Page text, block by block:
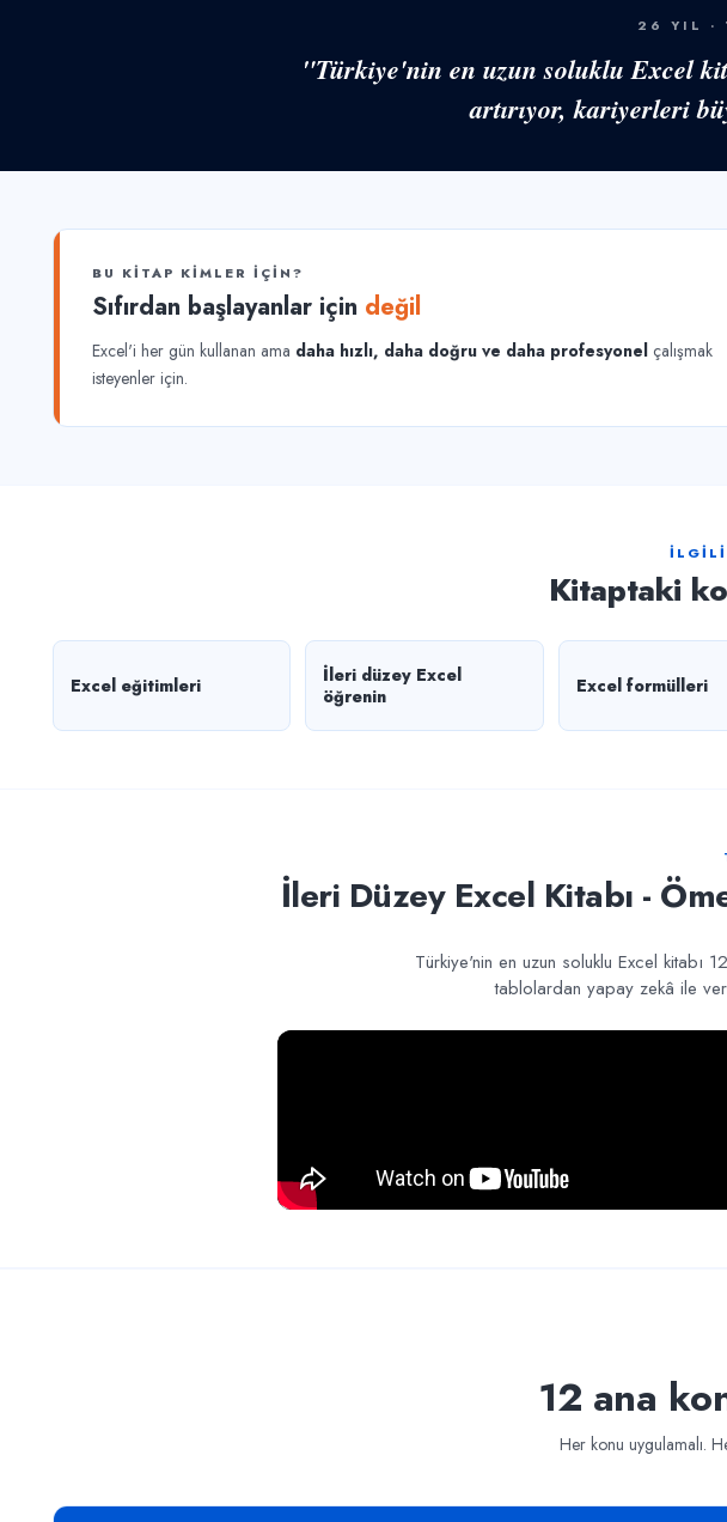
26 YIL ·
"Türkiye'nin en uzun soluklu Excel
artırıyor, kariyerleri
BU KİTAP KİMLER İÇİN?
Sıfırdan başlayanlar için değil
Excel'i her gün kullanan ama daha hızlı, daha doğru ve daha profesyonel çalışmak
isteyenler için.
İLGİLİ
Kitaptaki
Excel eğitimleri
İleri düzey Excel
öğrenin
Excel formülleri
İleri Düzey Excel Kitabı -
Türkiye'nin en uzun soluklu Excel kitabı
tablolardan yapay zekâ ile
12 ana
Her konu uygulamalı.